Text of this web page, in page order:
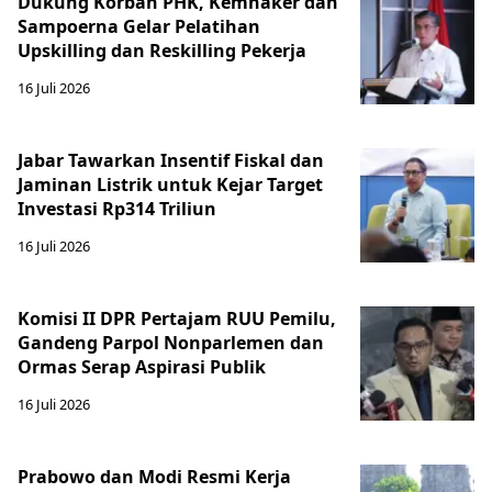
Sampoerna Gelar Pelatihan
Upskilling dan Reskilling Pekerja
16 Juli 2026
Jabar Tawarkan Insentif Fiskal dan
Jaminan Listrik untuk Kejar Target
Investasi Rp314 Triliun
16 Juli 2026
Komisi II DPR Pertajam RUU Pemilu,
Gandeng Parpol Nonparlemen dan
Ormas Serap Aspirasi Publik
16 Juli 2026
Prabowo dan Modi Resmi Kerja